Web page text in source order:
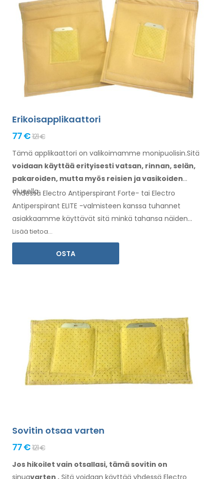
Erikoisapplikaattori
77 €121 €
Tämä applikaattori on valikoimamme monipuolisin.Sitä
voidaan käyttää erityisestivatsan, rinnan, selän,
pakaroiden, mutta myös reisien ja vasikoiden
alueella.
Yhdessä Electro Antiperspirant Forte- tai Electro
Antiperspirant ELITE -valmisteen kanssa tuhannet
asiakkaamme käyttävät sitä minkä tahansa näiden
alueiden hoitoon
kielelläsi.
Lisää tietoa...
OSTA
Sovitin otsaa varten
77 €121 €
Jos hikoilet vain otsallasi, tämä sovitin on